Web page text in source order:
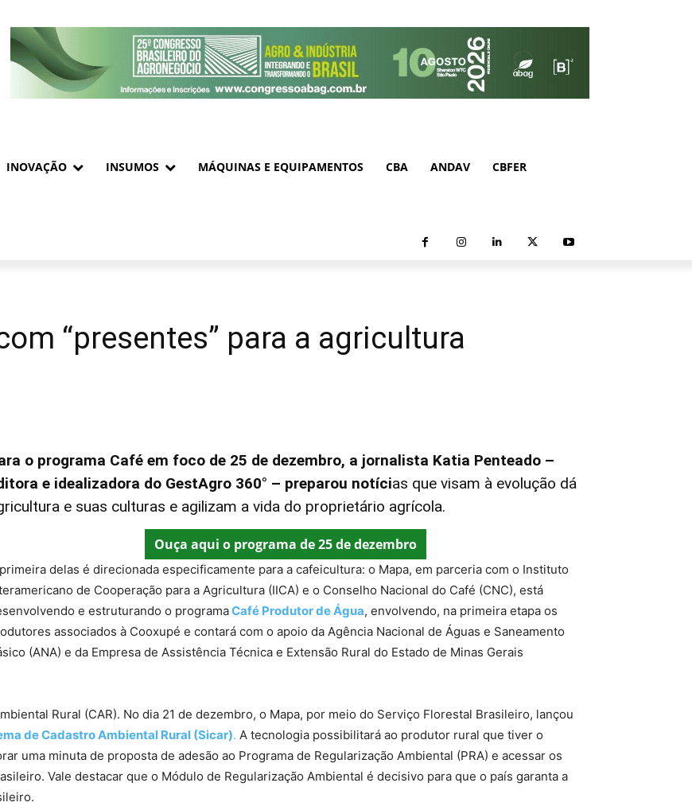
INOVAÇÃO INSUMOS MÁQUINAS E EQUIPAMENTOS CBA ANDAV CBFER
“presentes” para a agricultura
o programa Café em foco de 25 de dezembro, a jornalista Katia Penteado –
e idealizadora do GestAgro 360° – preparou notícias que visam à evolução dá
e suas culturas e agilizam a vida do proprietário agrícola.
Ouça aqui o programa de 25 de dezembro
delas é direcionada especificamente para a cafeicultura: o Mapa, em parceria com o Instituto
de Cooperação para a Agricultura (IICA) e o Conselho Nacional do Café (CNC), está
e estruturando o programaCafé Produtor de Água, envolvendo, na primeira etapa os
associados à Cooxupé e contará com o apoio da Agência Nacional de Águas e Saneamento
(ANA) e da Empresa de Assistência Técnica e Extensão Rural do Estado de Minas Gerais
Rural (CAR). No dia 21 de dezembro, o Mapa, por meio do Serviço Florestal Brasileiro, lançou
de Cadastro Ambiental Rural (Sicar). A tecnologia possibilitará ao produtor rural que tiver o
uma minuta de proposta de adesão ao Programa de Regularização Ambiental (PRA) e acessar os
Vale destacar que o Módulo de Regularização Ambiental é decisivo para que o país garanta a